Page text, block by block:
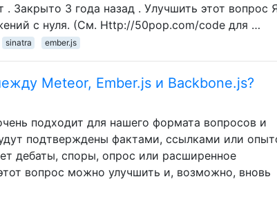
. Закрыто 3 года назад . Улучшить этот вопрос
с нуля. (См. Http://50pop.com/code для …
sinatra ember.js
Meteor, Ember.js и Backbone.js?
подходит для нашего формата вопросов и
подтверждены фактами, ссылками или
дебаты, споры, опрос или расширенное
вопрос можно улучшить и, возможно, вновь